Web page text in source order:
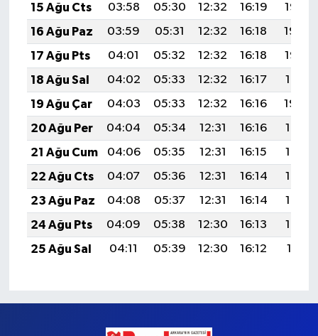
15 Ağu Cts
03:58 05:30 12:32 16:19
19:25
16 Ağu Paz
03:59 05:31 12:32 16:18
19:24
17 Ağu Pts
04:01 05:32 12:32 16:18
19:22
18 Ağu Sal
04:02 05:33 12:32 16:17
19:21
19 Ağu Çar
04:03 05:33 12:32 16:16
19:20
20 Ağu Per
04:04 05:34 12:31 16:16
19:18
21 Ağu Cum
04:06 05:35 12:31 16:15
19:17
22 Ağu Cts
04:07 05:36 12:31 16:14
19:16
23 Ağu Paz
04:08 05:37 12:31 16:14
19:14
24 Ağu Pts
04:09 05:38 12:30 16:13
19:13
25 Ağu Sal
04:11 05:39 12:30 16:12 19:11